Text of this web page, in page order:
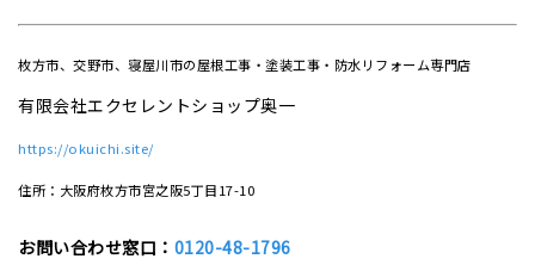
枚方市、交野市、寝屋川市の屋根工事・塗装工事・防水リフォーム専門店
有限会社エクセレントショップ奥一
https://okuichi.site/
住所：大阪府枚方市宮之阪5丁目17-10
お問い合わせ窓口： 0120-48-1796